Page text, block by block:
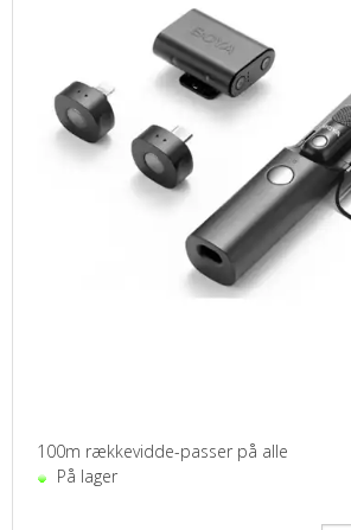
100m rækkevidde-passer på alle
På lager